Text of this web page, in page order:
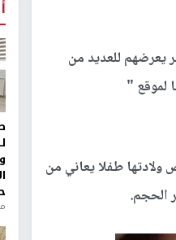
يعرضهم للعديد من
لموقع "
ولادتها طفلا يعاني من
الحجم.